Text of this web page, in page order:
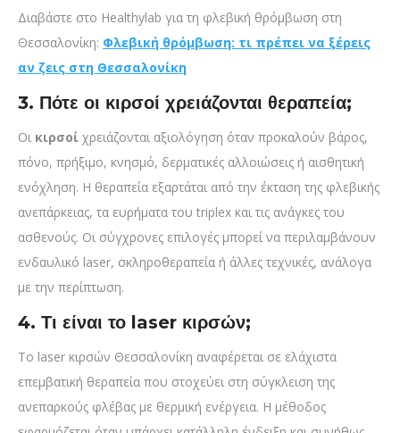
Διαβάστε στο Healthylab για τη φλεβική θρόμβωση στη
Θεσσαλονίκη: Φλεβική θρόμβωση: τι πρέπει να ξέρεις
αν ζεις στη Θεσσαλονίκη
3. Πότε οι κιρσοί χρειάζονται θεραπεία;
Οι κιρσοί χρειάζονται αξιολόγηση όταν προκαλούν βάρος,
πόνο, πρήξιμο, κνησμό, δερματικές αλλοιώσεις ή αισθητική
ενόχληση. Η θεραπεία εξαρτάται από την έκταση της φλεβικής
ανεπάρκειας, τα ευρήματα του triplex και τις ανάγκες του
ασθενούς. Οι σύγχρονες επιλογές μπορεί να περιλαμβάνουν
ενδαυλικό laser, σκληροθεραπεία ή άλλες τεχνικές, ανάλογα
με την περίπτωση.
4. Τι είναι το laser κιρσών;
Το laser κιρσών Θεσσαλονίκη αναφέρεται σε ελάχιστα
επεμβατική θεραπεία που στοχεύει στη σύγκλειση της
ανεπαρκούς φλέβας με θερμική ενέργεια. Η μέθοδος